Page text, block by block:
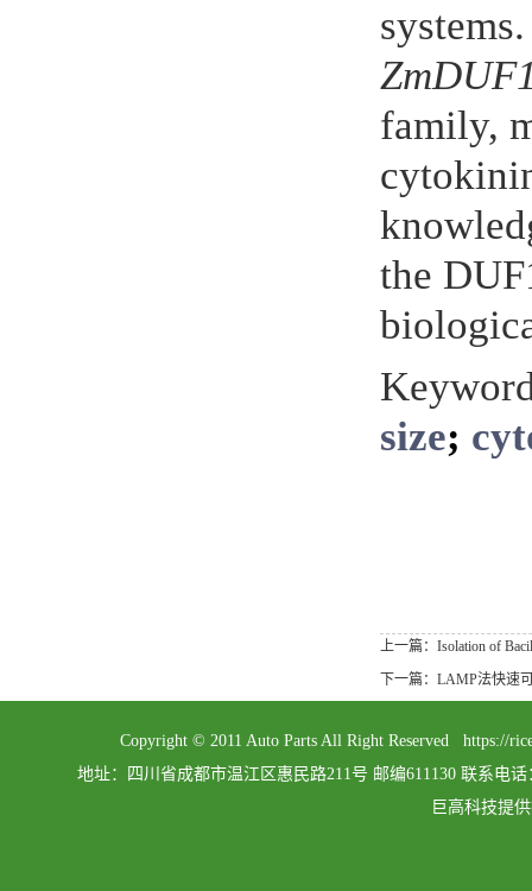
family,
the
size;
上一篇：Isolation of
下一篇：LAMP法快速
Copyright © 2011 Auto Parts All Right Reserved
地址：四川省成都市温江区惠民路211号 邮编611130 联系电话
巨高科技提